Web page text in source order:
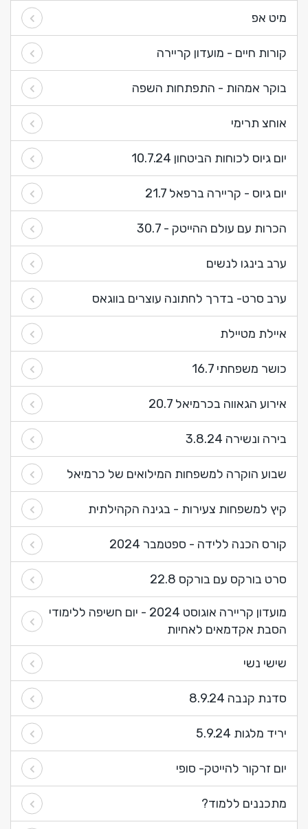
מיט אפ
קורות חיים - מועדון קריירה
בוקר אמהות - התפתחות השפה
אוחצ תרימי
יום גיוס לכוחות הביטחון 10.7.24
יום גיוס - קריירה ברפאל 21.7
הכרות עם עולם ההייטק - 30.7
ערב בינגו לנשים
ערב סרט- בדרך לחתונה עוצרים בווגאס
איילת מטיילת
כושר משפחתי 16.7
אירוע הגאווה בכרמיאל 20.7
בירה ונשירה 3.8.24
שבוע הוקרה למשפחות המילואים של כרמיאל
קיץ למשפחות צעירות - בגינה הקהילתית
קורס הכנה ללידה - ספטמבר 2024
סרט בורקס עם בורקס 22.8
מועדון קריירה אוגוסט 2024 - יום חשיפה ללימודי
הסבת אקדמאים לאחיות
שישי נשי
סדנת קנבה 8.9.24
יריד מלגות 5.9.24
יום זרקור להייטק- סופי
מתכננים ללמוד?